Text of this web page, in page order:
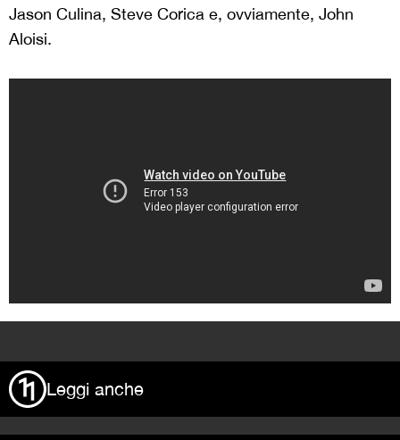
Jason Culina, Steve Corica e, ovviamente, John
Aloisi.
Leggi anche